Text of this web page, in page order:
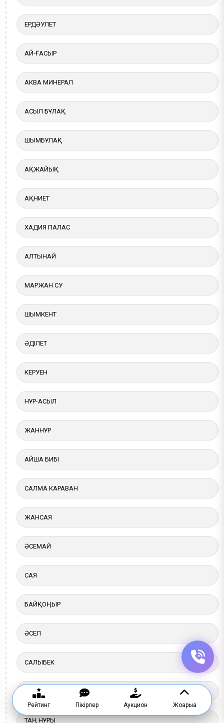
ЕРДӘУЛЕТ
АЙ-ҒАСЫР
АКВА МИНЕРАЛ
АСЫЛ БҰЛАҚ
ШЫМБҰЛАҚ
АҚЖАЙЫҚ
АҚНИЕТ
ХАДИЯ ПАЛАС
АЛТЫНАЙ
МАРЖАН СУ
ШЫМКЕНТ
ӘДІЛЕТ
КЕРУЕН
НҰР-АСЫЛ
ЖАННҰР
АЙША БИБІ
САЛМА КАРАВАН
ЖАНСАЯ
ӘСЕМАЙ
САЯ
БАЙҚОҢЫР
ӘСЕЛ
САЛЫБЕК
HYDRO LIFE
ТАҢ НҰРЫ
Рейтинг Пікірлер Аукцион Жоғарыға